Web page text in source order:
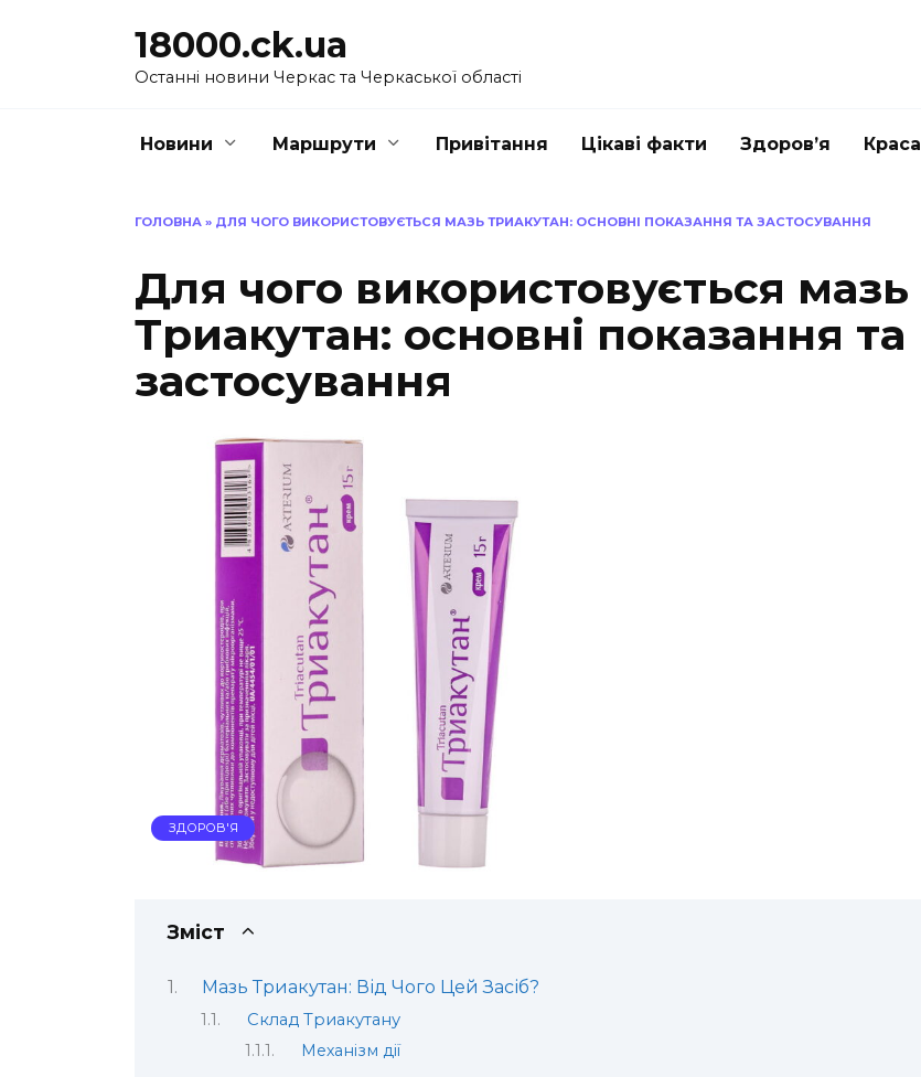
18000.ck.ua
Останні новини Черкас та Черкаської області
Новини Маршрути Привітання Цікаві факти Здоров’я Краса
ГОЛОВНА » ДЛЯ ЧОГО ВИКОРИСТОВУЄТЬСЯ МАЗЬ ТРИАКУТАН: ОСНОВНІ ПОКАЗАННЯ ТА ЗАСТОСУВАННЯ
Для чого використовується мазь
Триакутан: основні показання та
застосування
ЗДОРОВ'Я
Зміст
Мазь Триакутан: Від Чого Цей Засіб?
Склад Триакутану
Механізм дії